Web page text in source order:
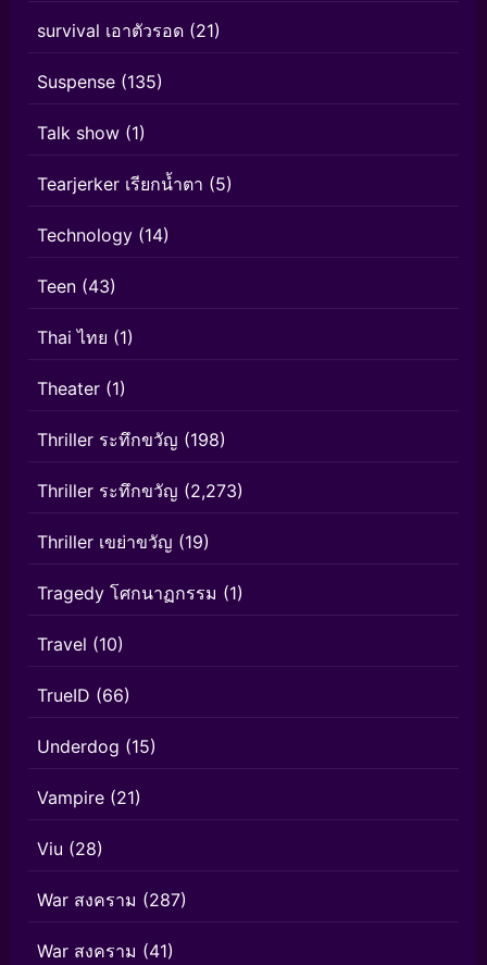
survival เอาตัวรอด (21)
Suspense (135)
Talk show (1)
Tearjerker เรียกน้ำตา (5)
Technology (14)
Teen (43)
Thai ไทย (1)
Theater (1)
Thriller ระทึกขวัญ (198)
Thriller ระทึกขวัญ (2,273)
Thriller เขย่าขวัญ (19)
Tragedy โศกนาฏกรรม (1)
Travel (10)
TrueID (66)
Underdog (15)
Vampire (21)
Viu (28)
War สงคราม (287)
War สงคราม (41)